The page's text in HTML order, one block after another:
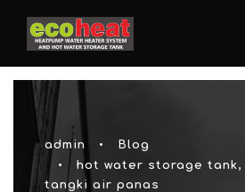
admin •
Blog
•
hot water storage tank,
tangki air panas